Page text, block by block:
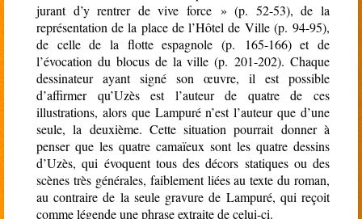
jurant d’y rentrer de vive force » (p. 52-53), de la
représentation de la place de l’Hôtel de Ville (p. 94-95),
de celle de la flotte espagnole (p. 165-166) et de
l’évocation du blocus de la ville (p. 201-202). Chaque
dessinateur ayant signé son œuvre, il est possible
d’affirmer qu’Uzès est l’auteur de quatre de ces
illustrations, alors que Lampuré n’est l’auteur que d’une
seule, la deuxième. Cette situation pourrait donner à
penser que les quatre camaïeux sont les quatre dessins
d’Uzès, qui évoquent tous des décors statiques ou des
scènes très générales, faiblement liées au texte du roman,
au contraire de la seule gravure de Lampuré, qui reçoit
comme légende une phrase extraite de celui-ci.